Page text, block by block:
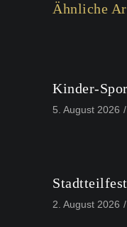
Ähnliche
Kinder-
5. August 2026
2. August 2026